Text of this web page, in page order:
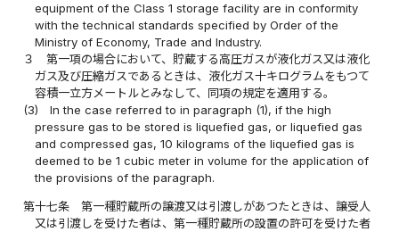
equipment of the Class 1 storage facility are in conformity
with the technical standards specified by Order of the
Ministry of Economy, Trade and Industry.
３
第一項の場合において、貯蔵する高圧ガスが液化ガス又は液化
ガス及び圧縮ガスであるときは、液化ガス十キログラムをもつて
容積一立方メートルとみなして、同項の規定を適用する。
(3)
In the case referred to in paragraph (1), if the high
pressure gas to be stored is liquefied gas, or liquefied gas
and compressed gas, 10 kilograms of the liquefied gas is
deemed to be 1 cubic meter in volume for the application of
the provisions of the paragraph.
第十七条
第一種貯蔵所の譲渡又は引渡しがあつたときは、譲受人
又は引渡しを受けた者は、第一種貯蔵所の設置の許可を受けた者